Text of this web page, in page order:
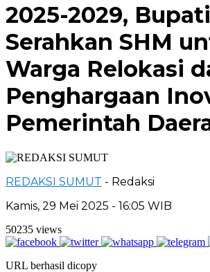
2025-2029,
Serahkan SHM
Warga Relokasi
Penghargaan
Pemerintah
REDAKSI SUMUT - Redaksi
Kamis, 29 Mei 2025 - 16:05 WIB
50235 views
URL berhasil dicopy